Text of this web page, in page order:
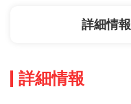
詳細情報
詳細情報